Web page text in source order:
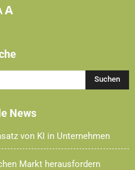
Reset
AIncrease
News
von KI in Unternehmen
Markt herausfordern